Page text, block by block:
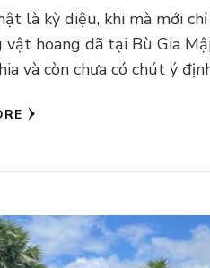
là kỳ diệu, khi mà mới
hoang dã tại Bù Gia
và còn chưa có chút ý